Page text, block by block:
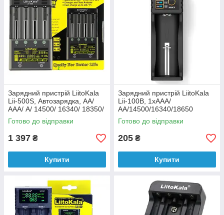
Зарядний пристрій LiitoKala
Lii-500S, Автозарядка, АА/
ААА/ A/ 14500/ 16340/ 18350/
18650/ 26650
Готово до відправки
1 397 ₴
Купити
Зарядний пристрій LiitoKala
Lii-100B, 1xААА/
АА/14500/16340/18650
Готово до відправки
205 ₴
Купити